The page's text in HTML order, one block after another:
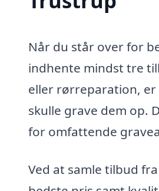
Når du står over for
indhente mindst tre
eller rørreparation, er
skulle grave dem op.
for omfattende
Ved at samle tilbud